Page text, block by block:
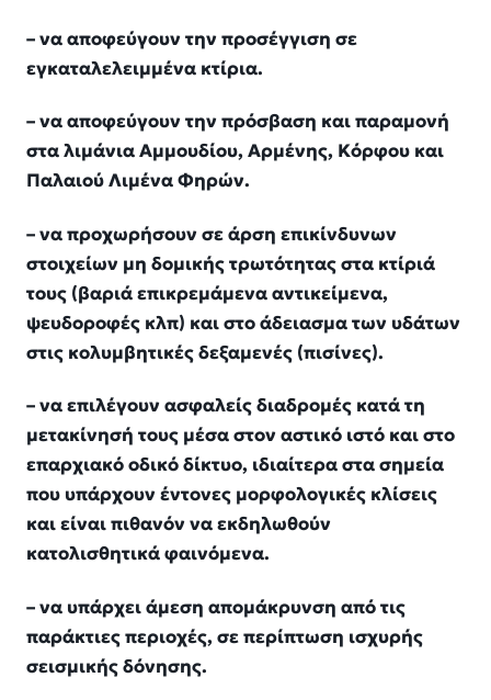
– να αποφεύγουν την προσέγγιση σε
εγκαταλελειμμένα κτίρια.
– να αποφεύγουν την πρόσβαση και παραμονή
στα λιμάνια Αμμουδίου, Αρμένης, Κόρφου και
Παλαιού Λιμένα Φηρών.
– να προχωρήσουν σε άρση επικίνδυνων
στοιχείων μη δομικής τρωτότητας στα κτίριά
τους (βαριά επικρεμάμενα αντικείμενα,
ψευδοροφές κλπ) και στο άδειασμα των υδάτων
στις κολυμβητικές δεξαμενές (πισίνες).
– να επιλέγουν ασφαλείς διαδρομές κατά τη
μετακίνησή τους μέσα στον αστικό ιστό και στο
επαρχιακό οδικό δίκτυο, ιδιαίτερα στα σημεία
που υπάρχουν έντονες μορφολογικές κλίσεις
και είναι πιθανόν να εκδηλωθούν
κατολισθητικά φαινόμενα.
– να υπάρχει άμεση απομάκρυνση από τις
παράκτιες περιοχές, σε περίπτωση ισχυρής
σεισμικής δόνησης.